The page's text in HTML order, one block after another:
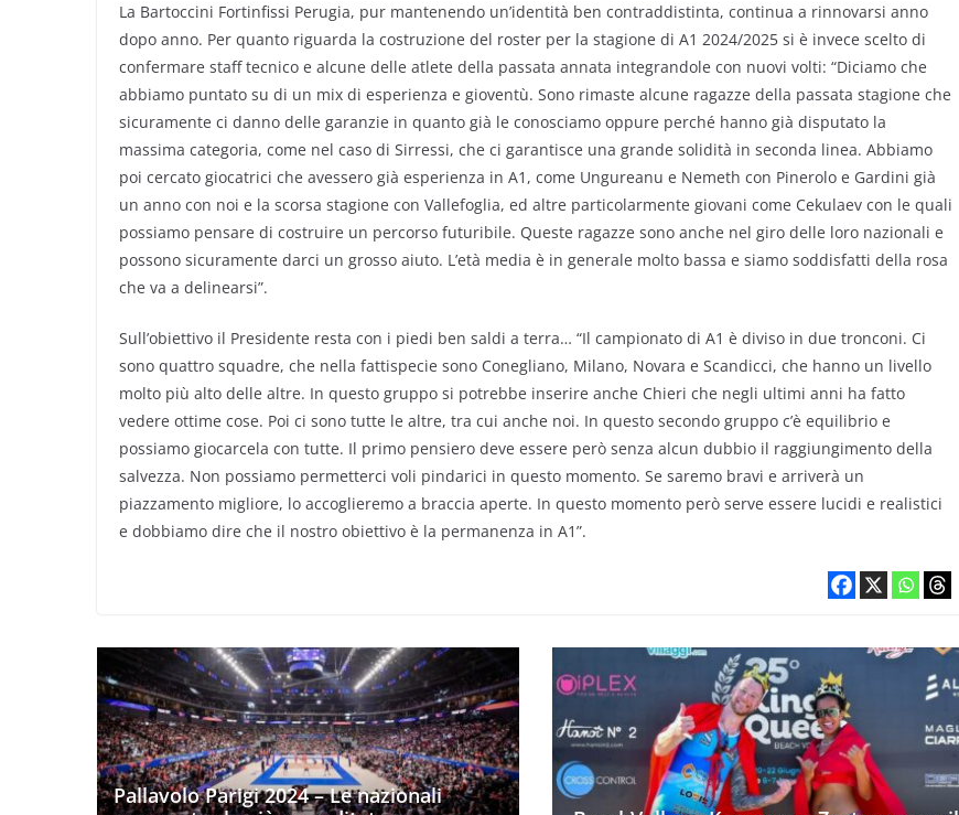
La Bartoccini Fortinfissi Perugia, pur mantenendo un’identità ben contraddistinta, continua a rinnovarsi anno
dopo anno. Per quanto riguarda la costruzione del roster per la stagione di A1 2024/2025 si è invece scelto di
confermare staff tecnico e alcune delle atlete della passata annata integrandole con nuovi volti: “Diciamo che
abbiamo puntato su di un mix di esperienza e gioventù. Sono rimaste alcune ragazze della passata stagione che
sicuramente ci danno delle garanzie in quanto già le conosciamo oppure perché hanno già disputato la
massima categoria, come nel caso di Sirressi, che ci garantisce una grande solidità in seconda linea. Abbiamo
poi cercato giocatrici che avessero già esperienza in A1, come Ungureanu e Nemeth con Pinerolo e Gardini già
un anno con noi e la scorsa stagione con Vallefoglia, ed altre particolarmente giovani come Cekulaev con le quali
possiamo pensare di costruire un percorso futuribile. Queste ragazze sono anche nel giro delle loro nazionali e
possono sicuramente darci un grosso aiuto. L’età media è in generale molto bassa e siamo soddisfatti della rosa
che va a delinearsi”.
Sull’obiettivo il Presidente resta con i piedi ben saldi a terra… “Il campionato di A1 è diviso in due tronconi. Ci
sono quattro squadre, che nella fattispecie sono Conegliano, Milano, Novara e Scandicci, che hanno un livello
molto più alto delle altre. In questo gruppo si potrebbe inserire anche Chieri che negli ultimi anni ha fatto
vedere ottime cose. Poi ci sono tutte le altre, tra cui anche noi. In questo secondo gruppo c’è equilibrio e
possiamo giocarcela con tutte. Il primo pensiero deve essere però senza alcun dubbio il raggiungimento della
salvezza. Non possiamo permetterci voli pindarici in questo momento. Se saremo bravi e arriverà un
piazzamento migliore, lo accoglieremo a braccia aperte. In questo momento però serve essere lucidi e realistici
e dobbiamo dire che il nostro obiettivo è la permanenza in A1”.
Pallavolo Parigi 2024 – Le nazionali